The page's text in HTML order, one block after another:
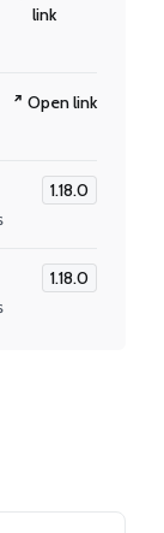
link
Open link
1.18.0
1.18.0